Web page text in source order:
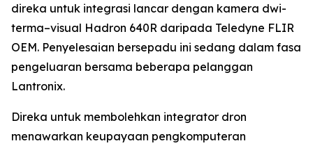
direka untuk integrasi lancar dengan kamera dwi-
terma–visual Hadron 640R daripada Teledyne FLIR
OEM. Penyelesaian bersepadu ini sedang dalam fasa
pengeluaran bersama beberapa pelanggan
Lantronix.
Direka untuk membolehkan integrator dron
menawarkan keupayaan pengkomputeran